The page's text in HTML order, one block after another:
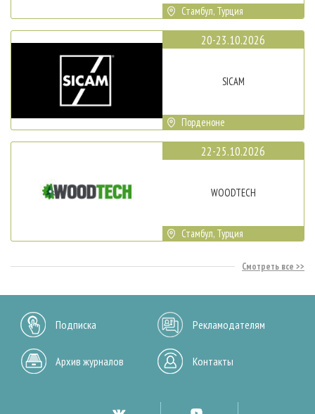
Стамбул, Турция
20-23.10.2026
SICAM
Порденоне
22-25.10.2026
WOODTECH
Стамбул, Турция
Смотреть все
Подписка Рекламодателям
Архив журналов Контакты